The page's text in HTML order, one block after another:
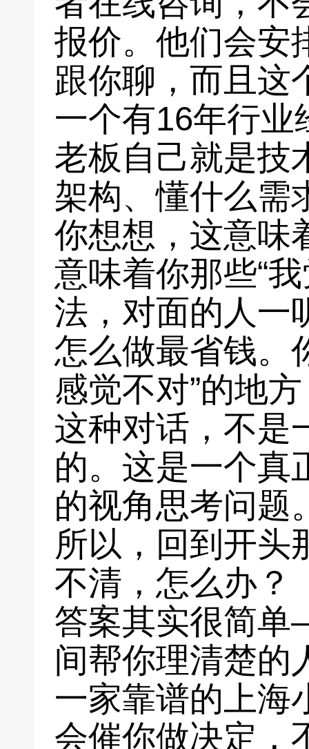
报价。他们会安
跟你聊，而且这
一个有16年行业
老板自己就是技
架构、懂什么需
你想想，这意味
意味着你那些“
法，对面的人一
怎么做最省钱。
感觉不对”的地
这种对话，不是
的。这是一个真
的视角思考问题
所以，回到开头
不清，怎么办？
答案其实很简
间帮你理清楚的
一家靠谱的上海
会催你做决定，